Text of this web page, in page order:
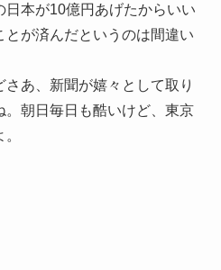
本が10億円あげたからいい
が済んだというのは間違い
あ、新聞が嬉々として取り
。朝日毎日も酷いけど、東京